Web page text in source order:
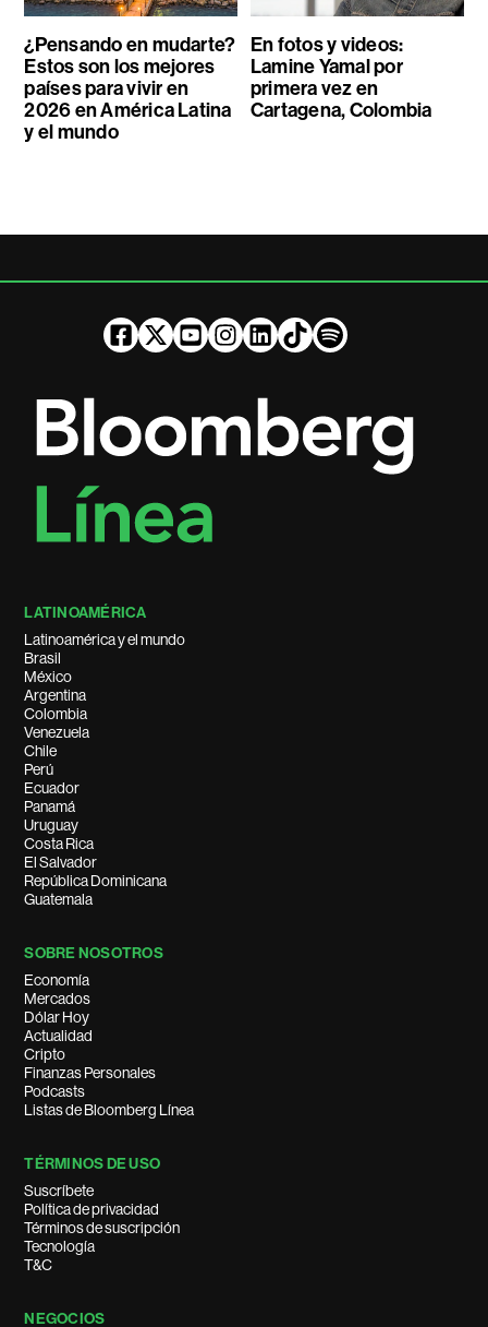
¿Pensando en mudarte?
Estos son los mejores
países para vivir en
2026 en América Latina
y el mundo
En fotos y videos:
Lamine Yamal por
primera vez en
Cartagena, Colombia
LATINOAMÉRICA
Latinoamérica y el mundo
Brasil
México
Argentina
Colombia
Venezuela
Chile
Perú
Ecuador
Panamá
Uruguay
Costa Rica
El Salvador
República Dominicana
Guatemala
SOBRE NOSOTROS
Economía
Mercados
Dólar Hoy
Actualidad
Cripto
Finanzas Personales
Podcasts
Listas de Bloomberg Línea
TÉRMINOS DE USO
Suscríbete
Política de privacidad
Términos de suscripción
Tecnología
T&C
NEGOCIOS